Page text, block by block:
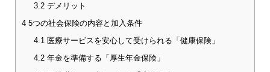
3.2デメリット
45つの社会保険の内容と加入条件
4.1 医療サービスを安心して受けられる「健康保険」
4.2年金を準備する「厚生年金保険」